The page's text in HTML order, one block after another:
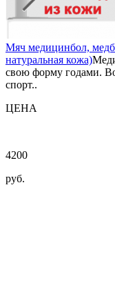
Мяч медицинбол,
натуральная кожа)
свою форму годами.
спорт..
ЦЕНА
4200
руб.